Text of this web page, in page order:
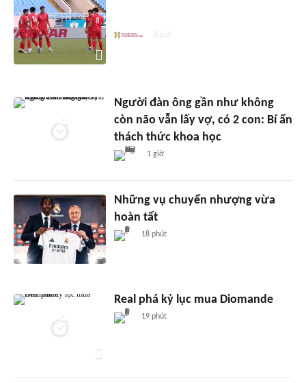
8 giờ
Người đàn ông gần như không
còn não vẫn lấy vợ, có 2 con: Bí ẩn
thách thức khoa học
1 giờ
Những vụ chuyển nhượng vừa
hoàn tất
18 phút
Real phá kỷ lục mua Diomande
19 phút